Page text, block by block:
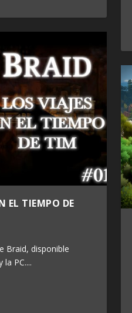
EL TIEMPO DE
Braid, disponible
PC....